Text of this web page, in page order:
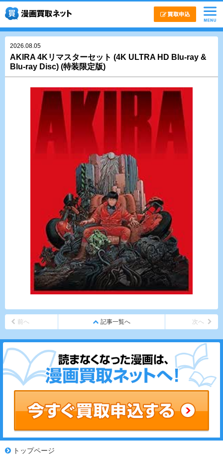
2026.08.05
AKIRA 4Kリマスターセット (4K ULTRA HD Blu-ray &
Blu-ray Disc) (特装限定版)
前へ 記事一覧へ 次へ
トップページ